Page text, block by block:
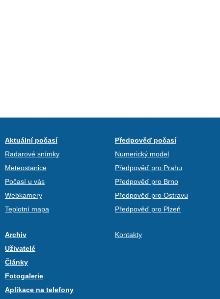
Aktuální počasí
Radarové snímky
Meteostanice
Počasí u vás
Webkamery
Teplotní mapa
Předpověď počasí
Numerický model
Předpověď pro Prahu
Předpověď pro Brno
Předpověď pro Ostravu
Předpověď pro Plzeň
Archiv
Uživatelé
Články
Fotogalerie
Aplikace na telefony
Kontakty